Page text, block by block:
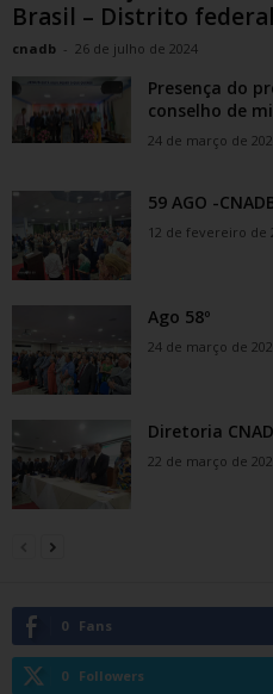
Brasil – Distrito federal
cnadb - 26 de julho de 2024
Presença do
conselho de
24 de março de
59 AGO -
12 de fevereiro de
Ago 58º
24 de março de
Diretoria
22 de março de
0 Fans
0 Followers